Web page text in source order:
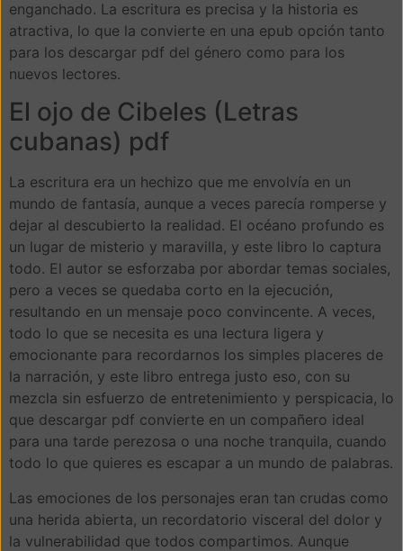
enganchado. La escritura es precisa y la historia es
atractiva, lo que la convierte en una epub opción tanto
para los descargar pdf del género como para los
nuevos lectores.
El ojo de Cibeles (Letras
cubanas) pdf
La escritura era un hechizo que me envolvía en un
mundo de fantasía, aunque a veces parecía romperse y
dejar al descubierto la realidad. El océano profundo es
un lugar de misterio y maravilla, y este libro lo captura
todo. El autor se esforzaba por abordar temas sociales,
pero a veces se quedaba corto en la ejecución,
resultando en un mensaje poco convincente. A veces,
todo lo que se necesita es una lectura ligera y
emocionante para recordarnos los simples placeres de
la narración, y este libro entrega justo eso, con su
mezcla sin esfuerzo de entretenimiento y perspicacia, lo
que descargar pdf convierte en un compañero ideal
para una tarde perezosa o una noche tranquila, cuando
todo lo que quieres es escapar a un mundo de palabras.
Las emociones de los personajes eran tan crudas como
una herida abierta, un recordatorio visceral del dolor y
la vulnerabilidad que todos compartimos. Aunque